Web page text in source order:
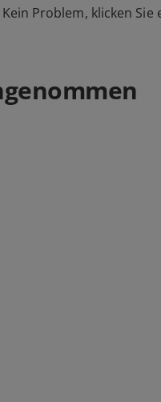
Problem, klicken Sie